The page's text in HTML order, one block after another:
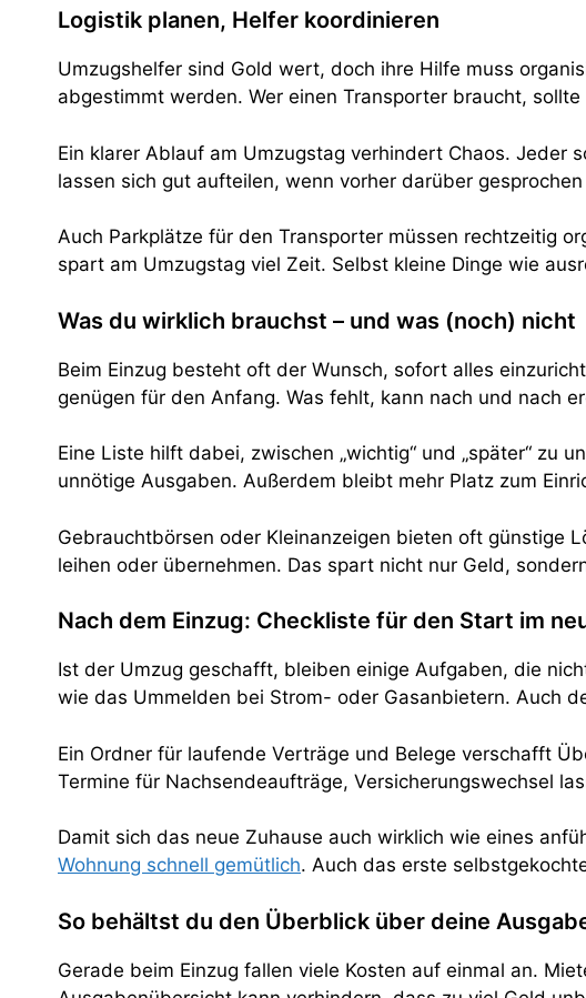
Logistik planen, Helfer koordinieren
Umzugshelfer sind Gold wert, doch ihre Hilfe muss
abgestimmt werden. Wer einen Transporter braucht,
Ein klarer Ablauf am Umzugstag verhindert Chaos.
lassen sich gut aufteilen, wenn vorher darüber
Auch Parkplätze für den Transporter müssen rechtzeitig
spart am Umzugstag viel Zeit. Selbst kleine Dinge wie
Was du wirklich brauchst – und was (noch) nicht
Beim Einzug besteht oft der Wunsch, sofort alles
genügen für den Anfang. Was fehlt, kann nach und nach
Eine Liste hilft dabei, zwischen „wichtig“ und „später“ zu
unnötige Ausgaben. Außerdem bleibt mehr Platz zum
Gebrauchtbörsen oder Kleinanzeigen bieten oft günstige
leihen oder übernehmen. Das spart nicht nur Geld,
Nach dem Einzug: Checkliste für den Start im
Ist der Umzug geschafft, bleiben einige Aufgaben, die
wie das Ummelden bei Strom- oder Gasanbietern. Auch
Ein Ordner für laufende Verträge und Belege verschafft
Termine für Nachsendeaufträge, Versicherungswechsel
Damit sich das neue Zuhause auch wirklich wie eines
Wohnung schnell gemütlich. Auch das erste
So behältst du den Überblick über deine
Gerade beim Einzug fallen viele Kosten auf einmal an.